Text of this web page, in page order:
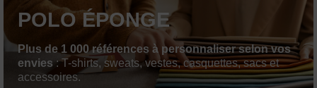
POLO ÉPONGE
Plus de 1 000 références à personnaliser selon vos
envies : T-shirts, sweats, vestes, casquettes, sacs et
accessoires.